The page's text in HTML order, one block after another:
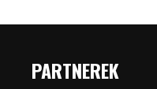
PARTNEREK